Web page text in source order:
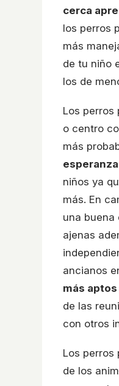
cerca
los perros
más
de tu niño
los de
Los perros
o centro
más
niños ya
más. En
una buena
ajenas
ancianos
más
de las
con otros
Los perros
de los